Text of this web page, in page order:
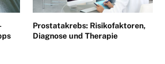
Prostatakrebs: Risikofaktoren,
Diagnose und Therapie